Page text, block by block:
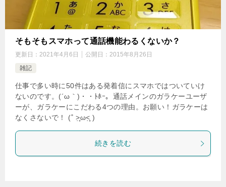
そもそもスマホって通話機能わるくないか？
更新日： 2021年4月6日 公開日： 2015年8月26日
雑記
仕事で多い時に50件はある発着信にスマホではついていけ
ないのです。(´ω｀)・・ﾄﾎｰ。通話メインのガラケーユーザ
ーが、ガラケーにこだわる4つの理由。お願い！ガラケーは
なくさないで！ (˚ ˃̣̣̥ω˂̣̣̥ )
続きを読む